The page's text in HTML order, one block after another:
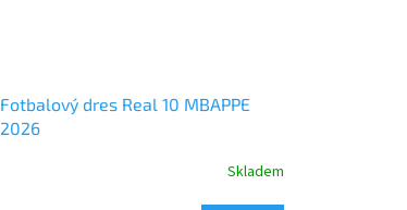
Fotbalový dres Real 10 MBAPPE
2026
Skladem